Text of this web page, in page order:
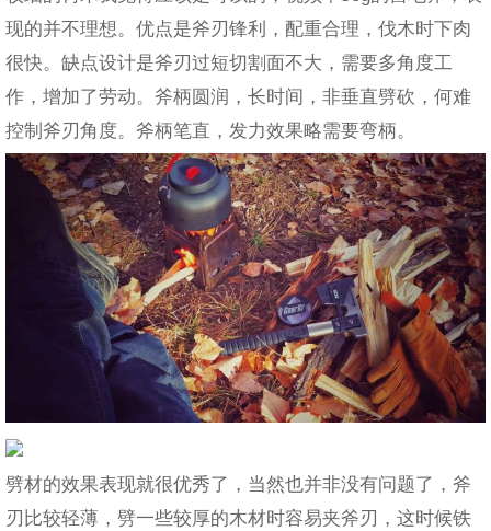
现的并不理想。优点是斧刃锋利，配重合理，伐木时下肉
很快。缺点设计是斧刃过短切割面不大，需要多角度工
作，增加了劳动。斧柄圆润，长时间，非垂直劈砍，何难
控制斧刃角度。斧柄笔直，发力效果略需要弯柄。
劈材的效果表现就很优秀了，当然也并非没有问题了，斧
刃比较轻薄，劈一些较厚的木材时容易夹斧刃，这时候铁